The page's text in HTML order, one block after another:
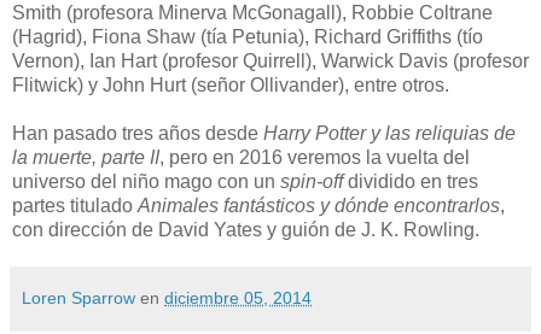
Smith (profesora Minerva McGonagall), Robbie Coltrane
(Hagrid), Fiona Shaw (tía Petunia), Richard Griffiths (tío
Vernon), Ian Hart (profesor Quirrell), Warwick Davis (profesor
Flitwick) y John Hurt (señor Ollivander), entre otros.
Han pasado tres años desde Harry Potter y las reliquias de
la muerte, parte II, pero en 2016 veremos la vuelta del
universo del niño mago con un spin-offdividido en tres
partes titulado Animales fantásticos y dónde encontrarlos,
con dirección de David Yates y guión de J. K. Rowling.
Loren Sparrow en diciembre 05, 2014